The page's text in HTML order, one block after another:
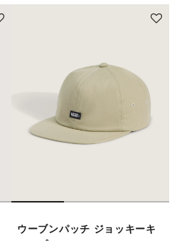
ウーブンパッチ ジョッキーキ